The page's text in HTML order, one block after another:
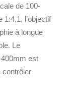
de 100-
1:4,1, l’objectif
à longue
Le
est
contrôler